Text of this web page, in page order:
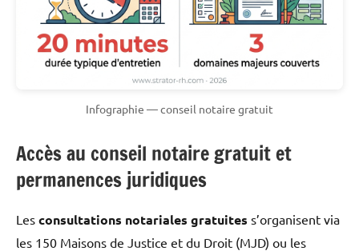
Infographie — conseil notaire gratuit
Accès au conseil notaire gratuit et
permanences juridiques
Les consultations notariales gratuites s’organisent via
les 150 Maisons de Justice et du Droit (MJD) ou les